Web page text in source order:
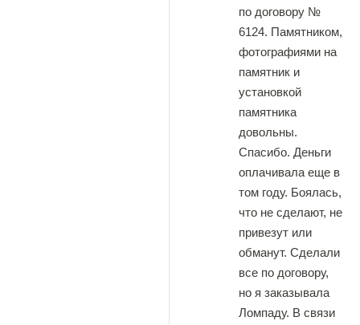
по договору №
6124. Памятником,
фотографиями на
памятник и
установкой
памятника
довольны.
Спасибо. Деньги
оплачивала еще в
том году. Боялась,
что не сделают, не
привезут или
обманут. Сделали
все по договору,
но я заказывала
Ломпаду. В связи